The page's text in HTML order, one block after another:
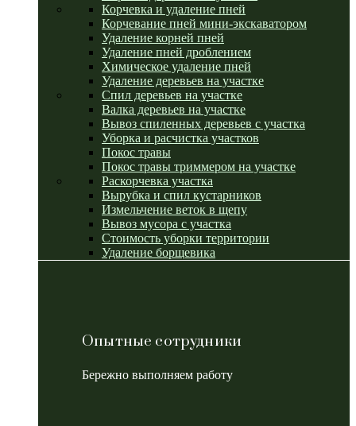
Корчевка и удаление пней
Корчевание пней мини-экскаватором
Удаление корней пней
Удаление пней дроблением
Химическое удаление пней
Удаление деревьев на участке
Спил деревьев на участке
Валка деревьев на участке
Вывоз спиленных деревьев с участка
Уборка и расчистка участков
Покос травы
Покос травы триммером на участке
Раскорчевка участка
Вырубка и спил кустарников
Измельчение веток в щепу
Вывоз мусора с участка
Стоимость уборки территории
Удаление борщевика
Опытные сотрудники
Бережно выполняем работу